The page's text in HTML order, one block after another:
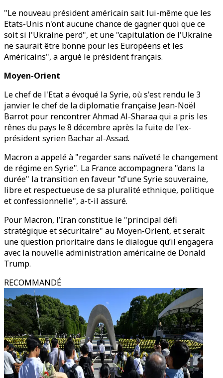
"Le nouveau président américain sait lui-même que les
Etats-Unis n'ont aucune chance de gagner quoi que ce
soit si l'Ukraine perd", et une "capitulation de l'Ukraine
ne saurait être bonne pour les Européens et les
Américains", a argué le président français.
Moyen-Orient
Le chef de l'Etat a évoqué la Syrie, où s'est rendu le 3
janvier le chef de la diplomatie française Jean-Noël
Barrot pour rencontrer Ahmad Al-Sharaa qui a pris les
rênes du pays le 8 décembre après la fuite de l'ex-
président syrien Bachar al-Assad.
Macron a appelé à "regarder sans naïveté le changement
de régime en Syrie". La France accompagnera "dans la
durée" la transition en faveur "d'une Syrie souveraine,
libre et respectueuse de sa pluralité ethnique, politique
et confessionnelle", a-t-il assuré.
Pour Macron, l’Iran constitue le "principal défi
stratégique et sécuritaire" au Moyen-Orient, et serait
une question prioritaire dans le dialogue qu’il engagera
avec la nouvelle administration américaine de Donald
Trump.
RECOMMANDÉ